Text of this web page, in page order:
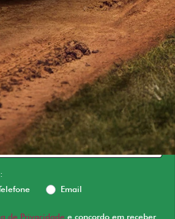
Email
de Privacidade e concordo em receber